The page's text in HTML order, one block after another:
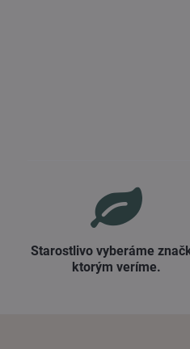
Starostlivo vyberáme
ktorým veríme​.